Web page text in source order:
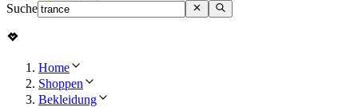
Suche
Home
Shoppen
Bekleidung